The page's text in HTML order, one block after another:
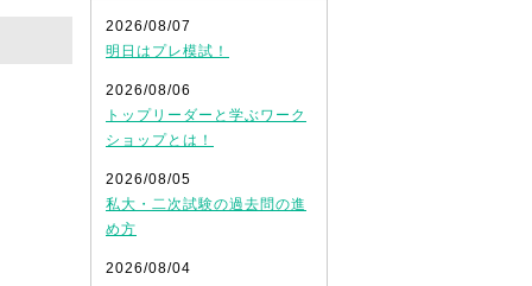
2026/08/07
明日はプレ模試！
2026/08/06
トップリーダーと学ぶワーク
ショップとは！
2026/08/05
私大・二次試験の過去問の進
め方
2026/08/04